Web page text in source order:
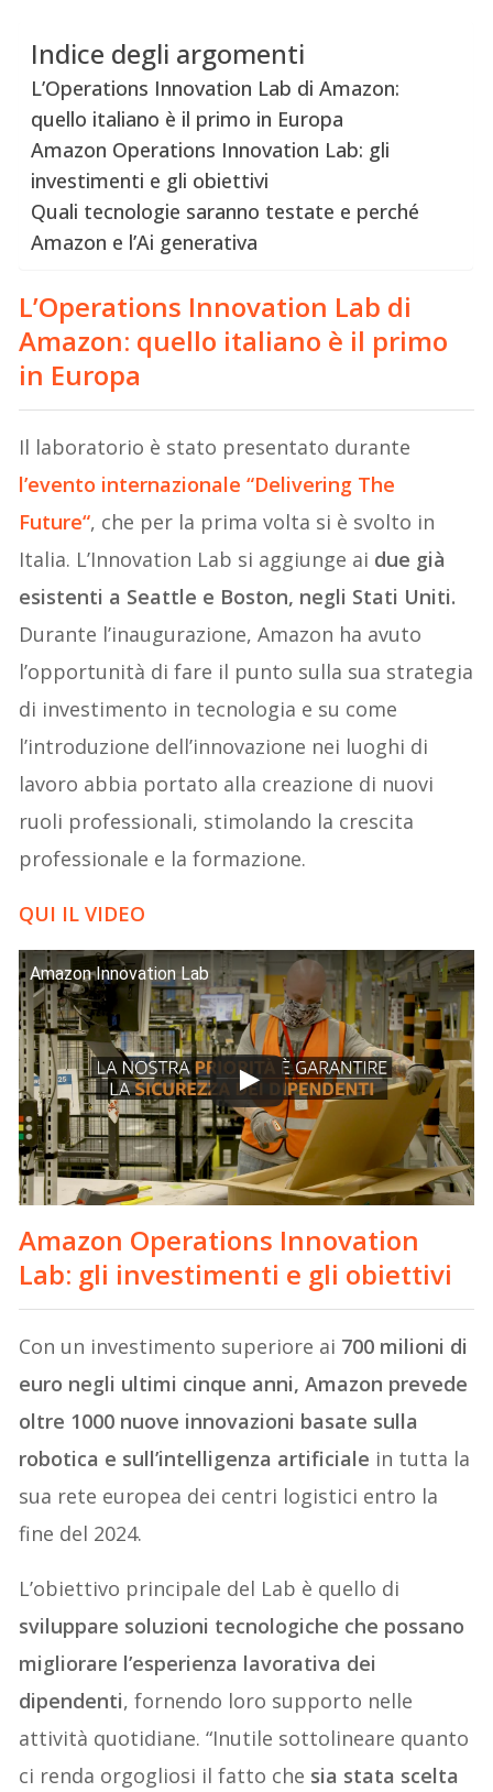
Indice degli argomenti
L’Operations Innovation Lab di Amazon:
quello italiano è il primo in Europa
Amazon Operations Innovation Lab: gli
investimenti e gli obiettivi
Quali tecnologie saranno testate e perché
Amazon e l’Ai generativa
L’Operations Innovation Lab di
Amazon: quello italiano è il primo
in Europa
Il laboratorio è stato presentato durante
l’evento internazionale “Delivering The
Future“, che per la prima volta si è svolto in
Italia. L’Innovation Lab si aggiunge ai due già
esistenti a Seattle e Boston, negli Stati Uniti.
Durante l’inaugurazione, Amazon ha avuto
l’opportunità di fare il punto sulla sua strategia
di investimento in tecnologia e su come
l’introduzione dell’innovazione nei luoghi di
lavoro abbia portato alla creazione di nuovi
ruoli professionali, stimolando la crescita
professionale e la formazione.
QUI IL VIDEO
Amazon Innovation Lab
Amazon Operations Innovation
Lab: gli investimenti e gli obiettivi
Con un investimento superiore ai 700 milioni di
euro negli ultimi cinque anni, Amazon prevede
oltre 1000 nuove innovazioni basate sulla
robotica e sull’intelligenza artificiale in tutta la
sua rete europea dei centri logistici entro la
fine del 2024.
L’obiettivo principale del Lab è quello di
sviluppare soluzioni tecnologiche che possano
migliorare l’esperienza lavorativa dei
dipendenti, fornendo loro supporto nelle
attività quotidiane. “Inutile sottolineare quanto
ci renda orgogliosi il fatto che sia stata scelta